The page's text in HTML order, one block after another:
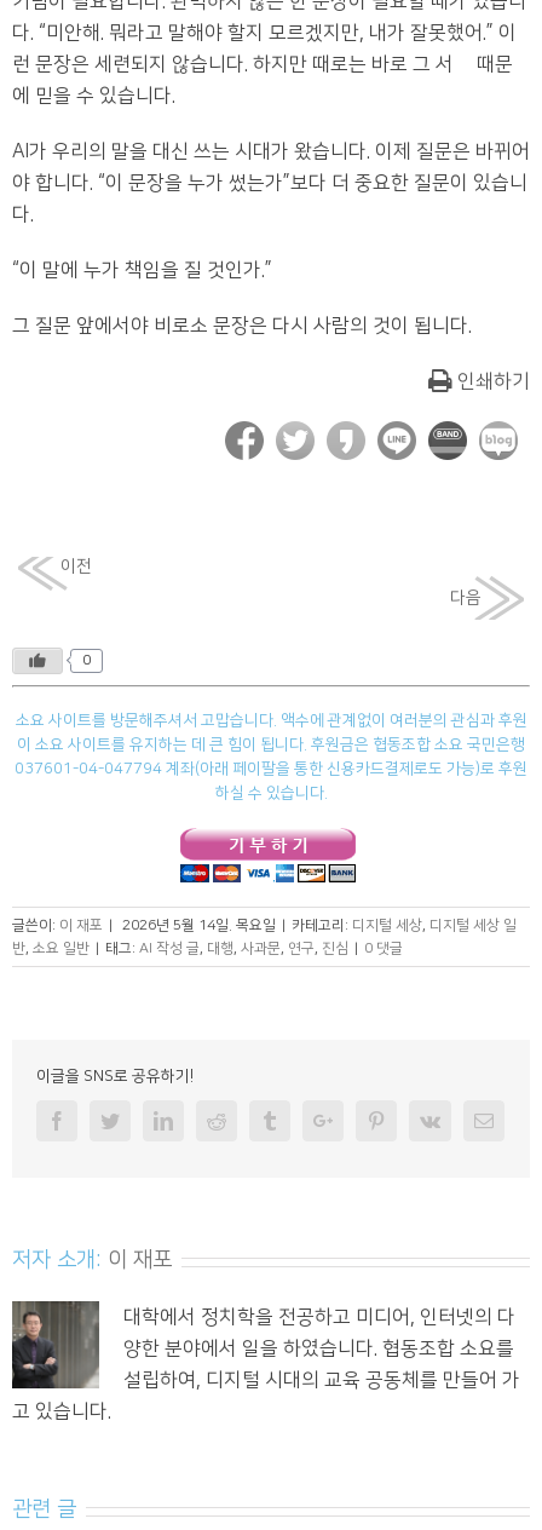
다. “미안해. 뭐라고 말해야 할지 모르겠지만, 내가 잘못했어.” 이
런 문장은 세련되지 않습니다. 하지만 때로는 바로 그 서툶 때문
에 믿을 수 있습니다.
AI가 우리의 말을 대신 쓰는 시대가 왔습니다. 이제 질문은 바뀌어
야 합니다. “이 문장을 누가 썼는가”보다 더 중요한 질문이 있습니
다.
“이 말에 누가 책임을 질 것인가.”
그 질문 앞에서야 비로소 문장은 다시 사람의 것이 됩니다.
인쇄하기
이전
다음
0
소요 사이트를 방문해주셔서 고맙습니다. 액수에 관계없이 여러분의 관심과 후원
이 소요 사이트를 유지하는 데 큰 힘이 됩니다. 후원금은 협동조합 소요 국민은행
037601-04-047794 계좌(아래 페이팔을 통한 신용카드결제로도 가능)로 후원
하실 수 있습니다.
글쓴이: 이 재포 2026년 5월 14일. 목요일 카테고리: 디지털 세상, 디지털 세상 일
반, 소요 일반 태그: AI 작성 글, 대행, 사과문, 연구, 진심 0 댓글
이글을 SNS로 공유하기!
FacebookTwitterLinkedinReddit TumblrGoogleplusPinterest
Vk Email
저자 소개: 이 재포
대학에서 정치학을 전공하고 미디어, 인터넷의 다
양한 분야에서 일을 하였습니다. 협동조합 소요를
설립하여, 디지털 시대의 교육 공동체를 만들어 가
고 있습니다.
관련 글